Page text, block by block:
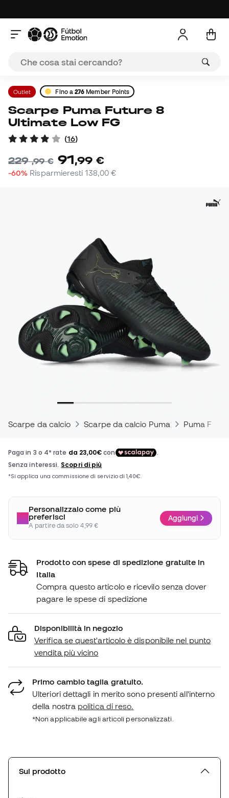
Outlet Fino a276 Member Points
Scarpe Puma Future 8
Ultimate Low FG
(16)
229,99 € 91,99 €
-60% Risparmieresti138,00 €
Scarpe da calcio Scarpe da calcio Puma Puma
Personalizzalo come più
preferisci
A partire da solo 4,99 €
Aggiungi
Prodotto con spese di spedizione gratuite in
Italia
Compra questo articolo e ricevilo senza dover
pagare le spese di spedizione
Disponibilità in negozio
Verifica se quest'articolo è disponibile nel punto
vendita più vicino
Primo cambio taglia gratuito.
Ulteriori dettagli in merito sono presenti all'interno
della nostra politica di reso.
*Non applicabile agli articoli personalizzati.
Sul prodotto